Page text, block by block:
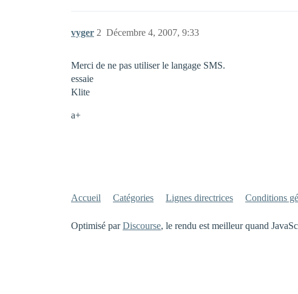
vyger Décembre 4, 2007, 9:33
2
Merci de ne pas utiliser le langage SMS.
essaie
Klite
a+
Accueil Catégories Lignes directrices Conditions
Optimisé parDiscourse, le rendu est meilleur quand